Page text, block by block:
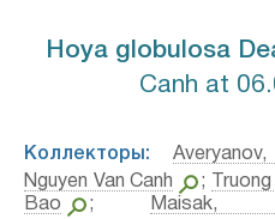
Hoya globulosa
Canh at
Коллекторы:
Nguyen Van Canh
;
Bao
;
Maisak,